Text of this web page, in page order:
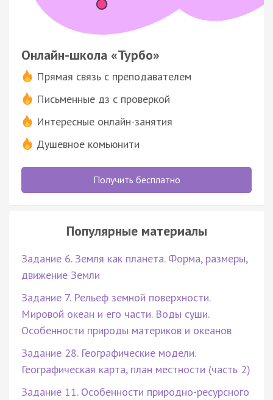
Онлайн-школа «Турбо»
Прямая связь с преподавателем
Письменные дз с проверкой
Интересные онлайн-занятия
Душевное комьюнити
Получить бесплатно
Популярные материалы
Задание 6. Земля как планета. Форма, размеры,
движение Земли
Задание 7. Рельеф земной поверхности.
Мировой океан и его части. Воды суши.
Особенности природы материков и океанов
Задание 28. Географические модели.
Географическая карта, план местности (часть 2)
Задание 11. Особенности природно-ресурсного